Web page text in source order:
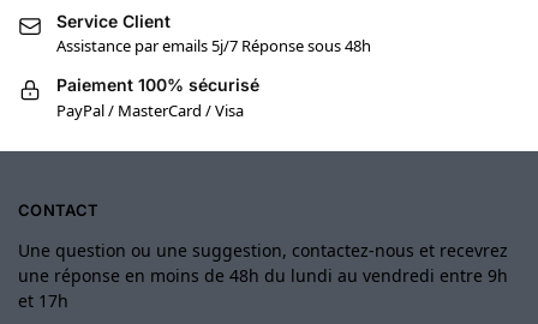
Service Client
Assistance par emails 5j/7 Réponse sous 48h
Paiement 100% sécurisé
PayPal / MasterCard / Visa
CONTACT
Une question ou une suggestion, contactez-nous et recevrez
une réponse en moins de 48h du lundi au vendredi entre 9h
et 17h